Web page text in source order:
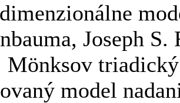
Joseph
Mönksov
model